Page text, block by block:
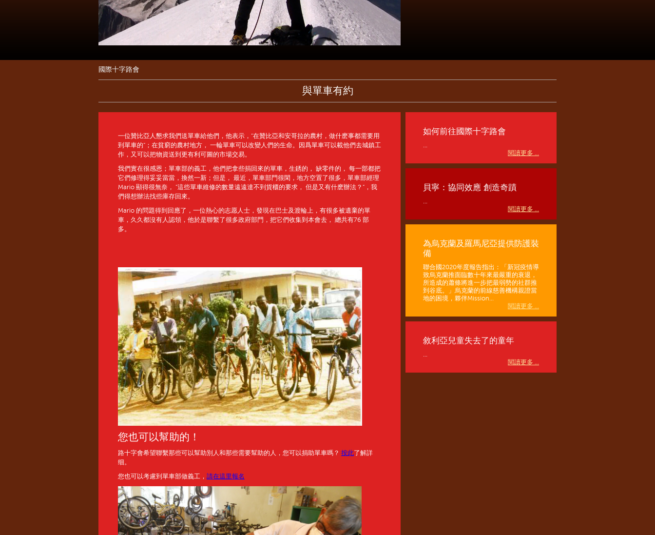
國際十字路會
與單車有約
一位贊比亞人懇求我們送單車給他們，他表示，“在贊比亞和安哥拉的農村，做什麽事都需要用
到單車的“；在貧窮的農村地方， 一輪單車可以改變人們的生命。因爲單車可以載他們去城鎮工
作，又可以把物資送到更有利可圖的市場交易。
我們實在很感恩；單車部的義工，他們把拿些捐回來的單車，生銹的， 缺零件的， 每一部都把
它們修理得妥妥當當，換然一新；但是， 最近，單車部門很閑，地方空置了很多，單車部經理
Mario 顯得很無奈， ”這些單車維修的數量遠遠達不到貨櫃的要求， 但是又有什麽辦法？“，我
們得想辦法找些庫存回來。
Mario 的問題得到回應了，一位熱心的志愿人士，發現在巴士及渡輪上，有很多被遺棄的單
車，久久都沒有人認領，他於是聯繫了很多政府部門，把它們收集到本會去， 總共有76 部
多。
您也可以幫助的！
路十字會希望聯繫那些可以幫助別人和那些需要幫助的人，您可以捐助單車嗎？ 按此了解詳
细。
您也可以考慮到單車部做義工， 請在這里報名
如何前往國際十字路會
...
閱讀更多 ...
貝寧：協同效應 創造奇蹟
...
閱讀更多 ...
為烏克蘭及羅馬尼亞提供防護裝
備
聯合國2020年度報告指出：「新冠疫情導
致烏克蘭推面臨數十年來最嚴重的衰退，
所造成的蕭條將進一步把最弱勢的社群推
到谷底。」烏克蘭的前線慈善機構親證當
地的困境，夥伴Mission...
閱讀更多 ...
敘利亞兒童失去了的童年
...
閱讀更多 ...